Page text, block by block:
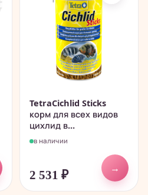
TetraCichlid Sticks
корм для всех видов
цихлид в...
в наличии
2 531 ₽
→